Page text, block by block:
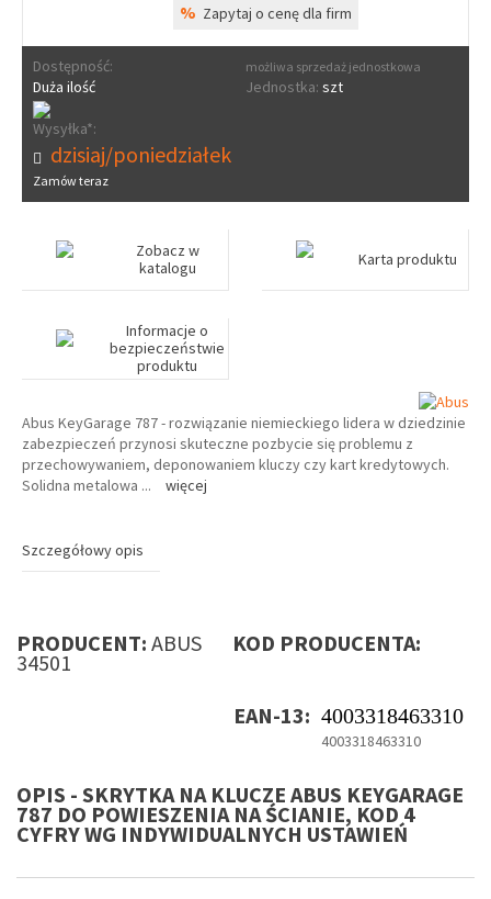
% Zapytaj o cenę dla firm
Dostępność:
Duża ilość
możliwa sprzedaż jednostkowa
Jednostka: szt
Wysyłka*:
dzisiaj/poniedziałek
Zamów teraz
Zobacz w
katalogu
Karta produktu
Informacje o
bezpieczeństwie
produktu
Abus KeyGarage 787 - rozwiązanie niemieckiego lidera w dziedzinie
zabezpieczeń przynosi skuteczne pozbycie się problemu z
przechowywaniem, deponowaniem kluczy czy kart kredytowych.
Solidna metalowa ... więcej
Szczegółowy opis
PRODUCENT: ABUS KOD PRODUCENTA:
34501
EAN-13: 4003318463310
4003318463310
OPIS - SKRYTKA NA KLUCZE ABUS KEYGARAGE
787 DO POWIESZENIA NA ŚCIANIE, KOD 4
CYFRY WG INDYWIDUALNYCH USTAWIEŃ